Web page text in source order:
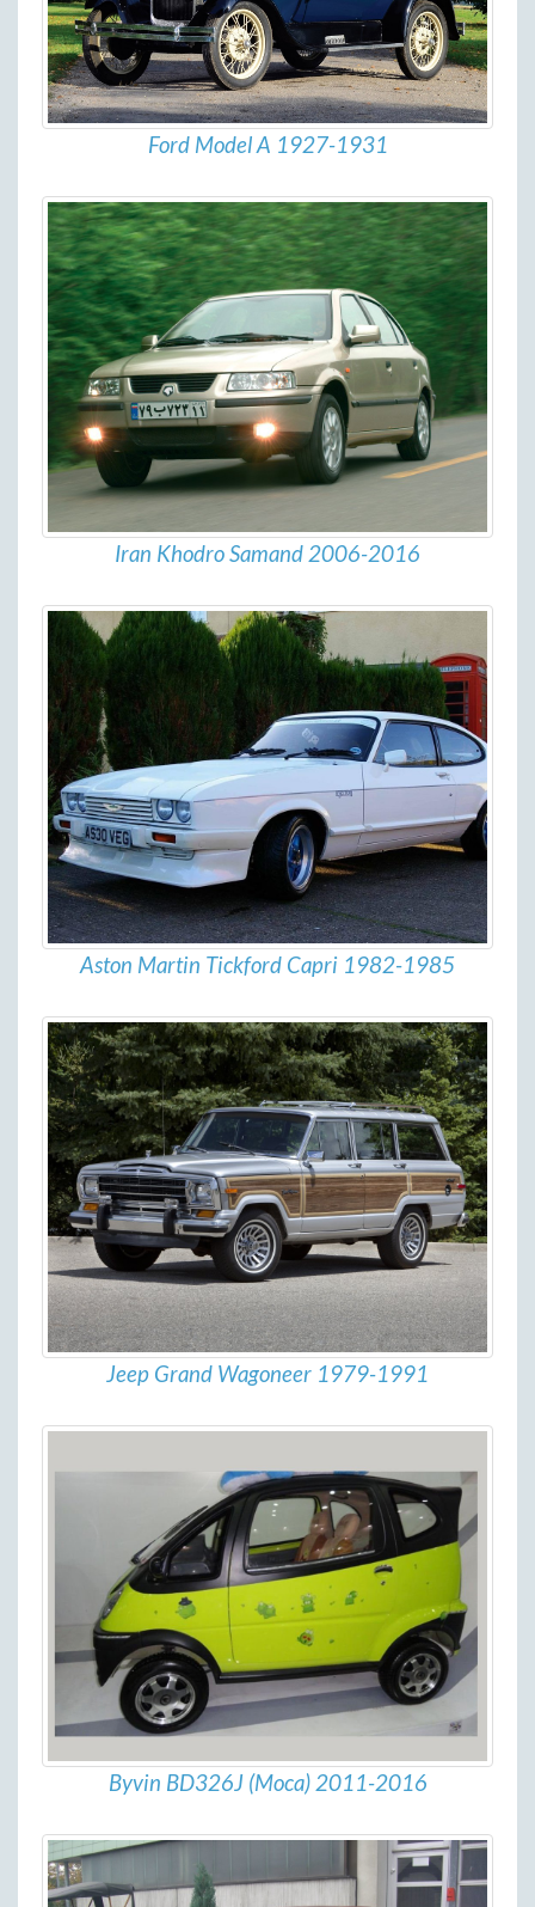
Ford Model A 1927-1931
Iran Khodro Samand 2006-2016
Aston Martin Tickford Capri 1982-1985
Jeep Grand Wagoneer 1979-1991
Byvin BD326J (Moca) 2011-2016